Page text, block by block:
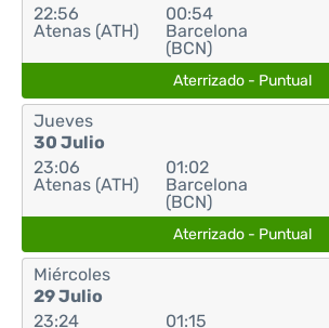
22:56
Atenas (ATH)
00:54
Barcelona
(BCN)
Aterrizado - Puntual
Jueves
30 Julio
23:06
Atenas (ATH)
01:02
Barcelona
(BCN)
Aterrizado - Puntual
Miércoles
29 Julio
23:24
01:15